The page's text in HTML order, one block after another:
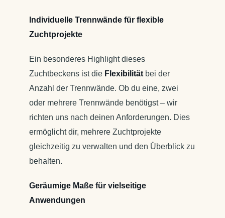
Individuelle Trennwände für flexible
Zuchtprojekte
Ein besonderes Highlight dieses
Zuchtbeckens ist die Flexibilität bei der
Anzahl der Trennwände. Ob du eine, zwei
oder mehrere Trennwände benötigst – wir
richten uns nach deinen Anforderungen. Dies
ermöglicht dir, mehrere Zuchtprojekte
gleichzeitig zu verwalten und den Überblick zu
behalten.
Geräumige Maße für vielseitige
Anwendungen